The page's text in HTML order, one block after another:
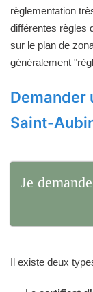
règlementation
différentes règles
sur le plan de
généralement
Demander
Saint-
Je
Il existe deux